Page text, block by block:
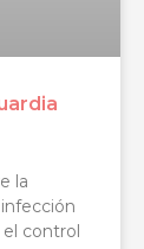
la
control